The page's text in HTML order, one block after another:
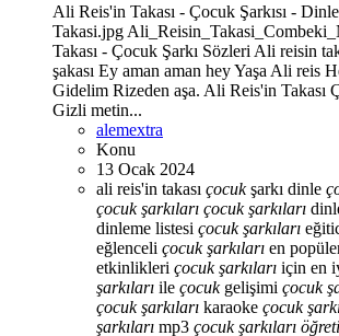
Ali Reis'in Takası - Çocuk Şarkısı -
Takasi.jpg
Takası - Çocuk Şarkı Sözleri Ali reisin
şakası Ey aman aman hey Yaşa Ali reis
Gidelim Rizeden aşa. Ali Reis'in Takası
Gizli metin...
alemextra
Konu
13 Ocak 2024
ali reis'in takası çocukşarkı dinle
çocuk şarkıları çocuk şarkıları
dinleme listesi çocuk şarkıları
eğlenceli çocuk şarkıları en
etkinlikleri çocuk şarkıları için en
şarkıları ile çocukgelişimi çocuk
çocuk şarkıları karaoke çocuk
şarkıları mp3 çocuk şarkıları